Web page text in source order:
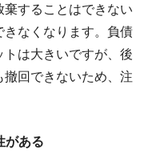
することはできない
なくなります。負債
は大きいですが、後
回できないため、注
がある